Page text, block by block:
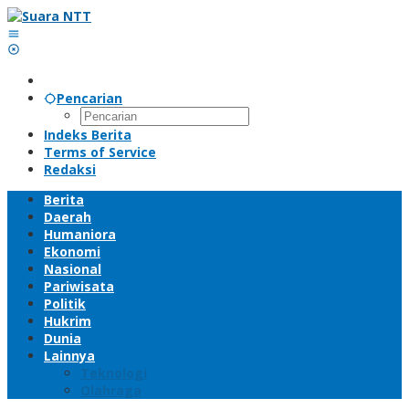
Lewati
ke
konten
Pencarian
Indeks Berita
Terms of Service
Redaksi
Berita
Daerah
Humaniora
Ekonomi
Nasional
Pariwisata
Politik
Hukrim
Dunia
Lainnya
Teknologi
Olahraga